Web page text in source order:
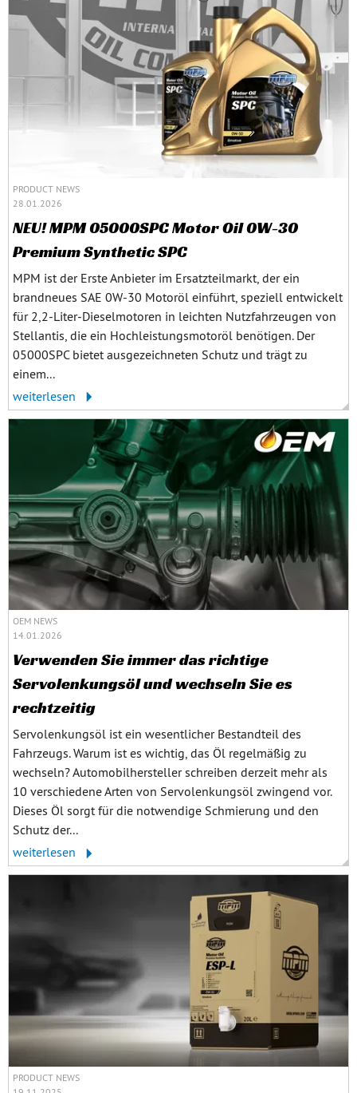
PRODUCT NEWS
28.01.2026
NEU! MPM 05000SPC Motor Oil 0W-30
Premium Synthetic SPC
MPM ist der Erste Anbieter im Ersatzteilmarkt, der ein
brandneues SAE 0W‑30 Motoröl einführt, speziell entwickelt
für 2,2‑Liter‑Dieselmotoren in leichten Nutzfahrzeugen von
Stellantis, die ein Hochleistungsmotoröl benötigen. Der
05000SPC bietet ausgezeichneten Schutz und trägt zu
einem...
weiterlesen
OEM NEWS
14.01.2026
Verwenden Sie immer das richtige
Servolenkungsöl und wechseln Sie es
rechtzeitig
Servolenkungsöl ist ein wesentlicher Bestandteil des
Fahrzeugs. Warum ist es wichtig, das Öl regelmäßig zu
wechseln? Automobilhersteller schreiben derzeit mehr als
10 verschiedene Arten von Servolenkungsöl zwingend vor.
Dieses Öl sorgt für die notwendige Schmierung und den
Schutz der...
weiterlesen
PRODUCT NEWS